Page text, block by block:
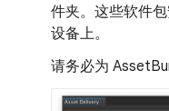
件夹。这些软件
设备上。
请务必为